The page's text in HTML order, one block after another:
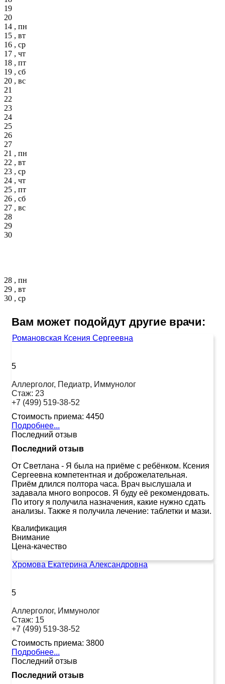
19
20
14 , пн
15 , вт
16 , ср
17 , чт
18 , пт
19 , сб
20 , вс
21
22
23
24
25
26
27
21 , пн
22 , вт
23 , ср
24 , чт
25 , пт
26 , сб
27 , вс
28
29
30
28 , пн
29 , вт
30 , ср
Вам может подойдут другие врачи:
Романовская Ксения Сергеевна
5
Аллерголог, Педиатр, Иммунолог
Стаж: 23
+7 (499) 519-38-52
Стоимость приема: 4450
Подробнее...
Последний отзыв
Последний отзыв
От Светлана - Я была на приёме с ребёнком. Ксения
Сергеевна компетентная и доброжелательная.
Приём длился полтора часа. Врач выслушала и
задавала много вопросов. Я буду её рекомендовать.
По итогу я получила назначения, какие нужно сдать
анализы. Также я получила лечение: таблетки и мази.
Квалификация
Внимание
Цена-качество
Хромова Екатерина Александровна
5
Аллерголог, Иммунолог
Стаж: 15
+7 (499) 519-38-52
Стоимость приема: 3800
Подробнее...
Последний отзыв
Последний отзыв